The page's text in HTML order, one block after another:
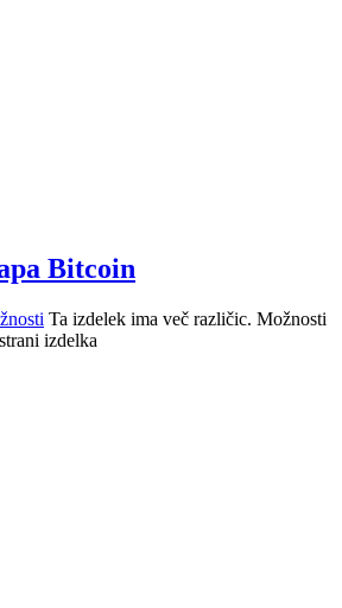
Bitcoin
Ta izdelek ima več različic. Možnosti
izdelka